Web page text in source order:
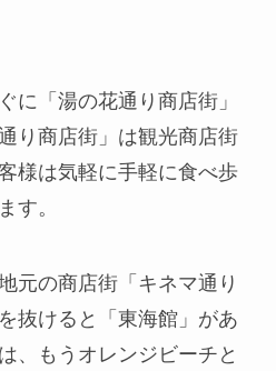
に「湯の花通り商店街」
り商店街」は観光商店街
様は気軽に手軽に食べ歩
す。
元の商店街「キネマ通り
抜けると「東海館」があ
、もうオレンジビーチと